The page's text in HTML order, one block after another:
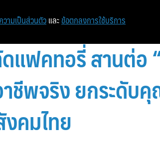
แฟคทอรี่ สานต่อ
าชีพจริง ยกระดั
คมไทย
วามเป็นส่วนตัว และ ข้อตกลงการใช้บริการ